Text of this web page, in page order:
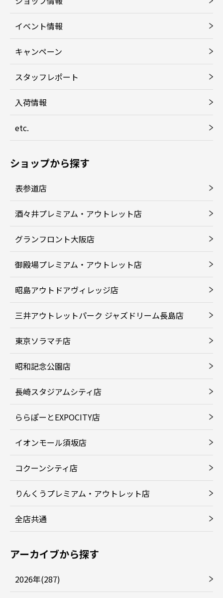
イベント情報
キャンペーン
スタッフレポート
入荷情報
etc.
ショップから探す
表参道店
酒々井プレミアム・アウトレット店
グランフロント大阪店
御殿場プレミアム・アウトレット店
昭島アウトドアヴィレッジ店
三井アウトレットパーク ジャズドリーム長島店
東京ソラマチ店
昭和記念公園店
長崎スタジアムシティ店
ららぽーとEXPOCITY店
イオンモール須坂店
コクーンシティ店
りんくうプレミアム・アウトレット店
全店共通
アーカイブから探す
2026年(287)